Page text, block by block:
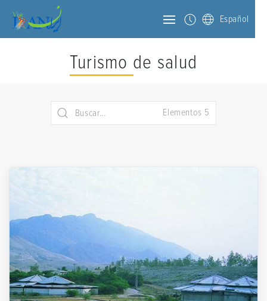
Español
Turismo de salud
Elementos 5